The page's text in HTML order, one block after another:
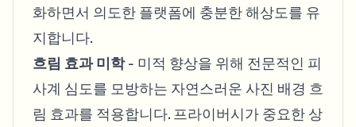
화하면서 의도한 플랫폼에 충분한 해상도를 유
지합니다.
흐림 효과 미학- 미적 향상을 위해 전문적인 피
사계 심도를 모방하는 자연스러운 사진 배경 흐
림 효과를 적용합니다. 프라이버시가 중요한 상